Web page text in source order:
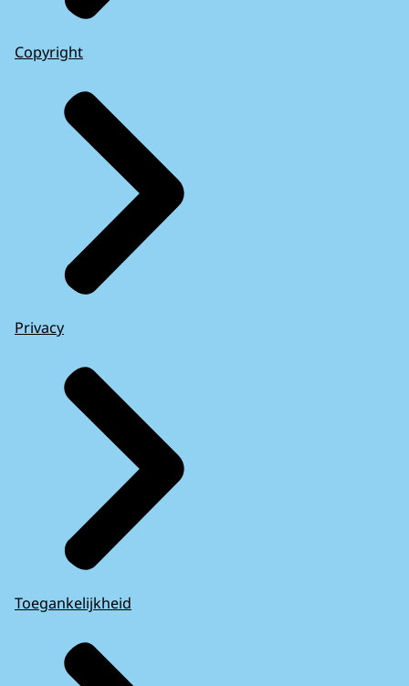
Copyright
Privacy
Toegankelijkheid